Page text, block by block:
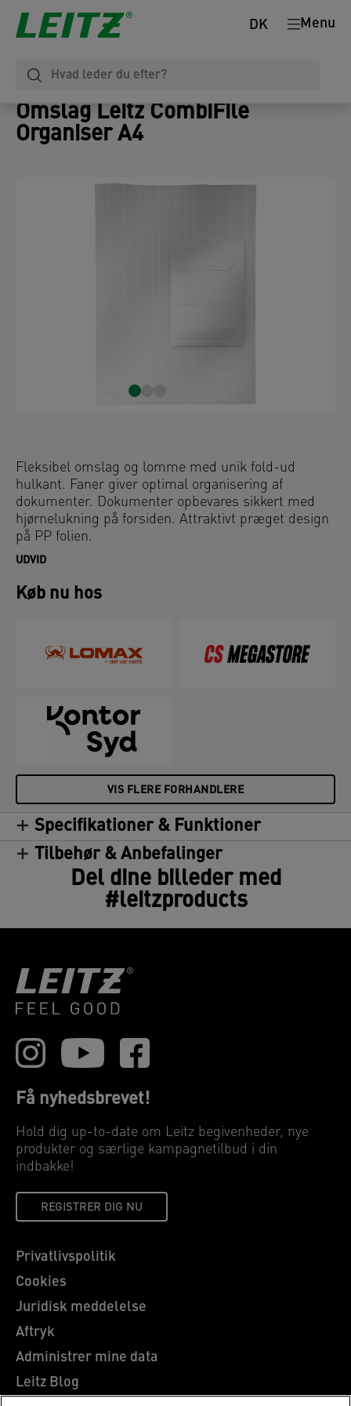
Menu
DK
Omslag Leitz CombiFile
Organiser A4
Fleksibel omslag og lomme med unik fold-ud
hulkant. Faner giver optimal organisering af
dokumenter. Dokumenter opbevares sikkert med
hjørnelukning på forsiden. Attraktivt præget design
på PP folien.
UDVID
Køb nu hos
VIS FLERE FORHANDLERE
Specifikationer & Funktioner
Tilbehør & Anbefalinger
Del dine billeder med
#leitzproducts
Få nyhedsbrevet!
Hold dig up-to-date om Leitz begivenheder, nye
produkter og særlige kampagnetilbud i din
indbakke!
REGISTRER DIG NU
Privatlivspolitik
Cookies
Juridisk meddelelse
Aftryk
Administrer mine data
Leitz Blog